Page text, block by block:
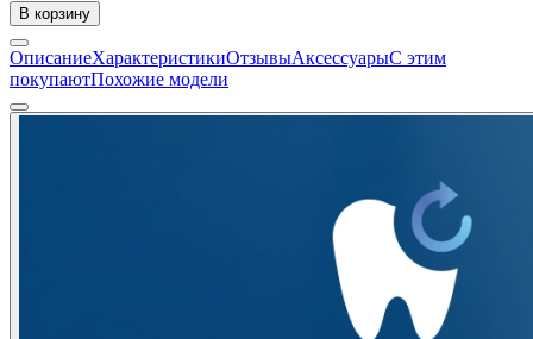
В корзину
ОписаниеХарактеристикиОтзывыАксессуарыС этим
покупаютПохожие модели